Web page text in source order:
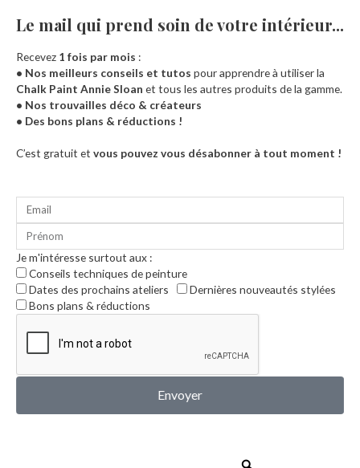
Accueil
Le mail qui prend soin de votre intérieur...​
Recevez 1 fois par mois :
• Nos meilleurs conseils et tutos pour apprendre à utiliser la
Chalk Paint Annie Sloan et tous les autres produits de la gamme.
• Nos trouvailles déco & créateurs
• Des bons plans & réductions !
C’est gratuit et vous pouvez vous désabonner à tout moment !
Je m'intéresse surtout aux :
Conseils techniques de peinture
Dates des prochains ateliers
Dernières nouveautés stylées
Bons plans & réductions
Envoyer